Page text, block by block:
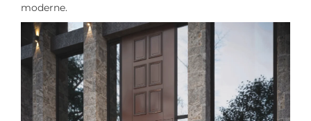
moderne.